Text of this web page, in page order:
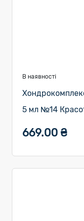
В наявності
5 мл №14
669.00 ₴